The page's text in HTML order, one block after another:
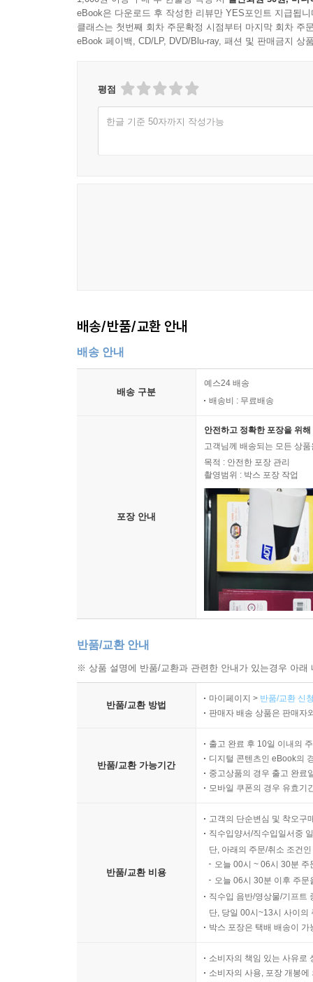
eBook은 다운로드 후 작성한 리뷰만 YES포인트 지급됩니
클래스는 첫번째 회차 주문확정 시점부터 마지막 회차 주
eBook 페이백, CD/LP, DVD/Blu-ray, 패션 및 판매금지 상
평점
한글 기준 50자까지 작성가능
배송/반품/교환 안내
배송 안내
배송 구분
예스24 배송
배송비 : 무료배송
포장 안내
안전하고 정확한 포장을 위
고객님께 배송되는 모든 상
목적 : 안전한 포장 관리
촬영범위 : 박스 포장 작업
반품/교환 안내
※ 상품 설명에 반품/교환과 관련한 안내가 있는경우 아
반품/교환 방법
마이페이지 > 반품/교환 신
판매자 배송 상품은 판매자
반품/교환 가능기간
출고 완료 후 10일 이내의
디지털 콘텐츠인 eBook의
중고상품의 경우 출고 완료
모바일 쿠폰의 경우 유효기
반품/교환 비용
고객의 단순변심 및 착오구
직수입양서/직수입일서중
단, 아래의 주문/취소 조건
오늘 00시 ~ 06시 30분
오늘 06시 30분 이후 주
직수입 음반/영상물/기프트
단, 당일 00시~13시 사이의
박스 포장은 택배 배송이
소비자의 책임 있는 사유로
소비자의 사용, 포장 개봉